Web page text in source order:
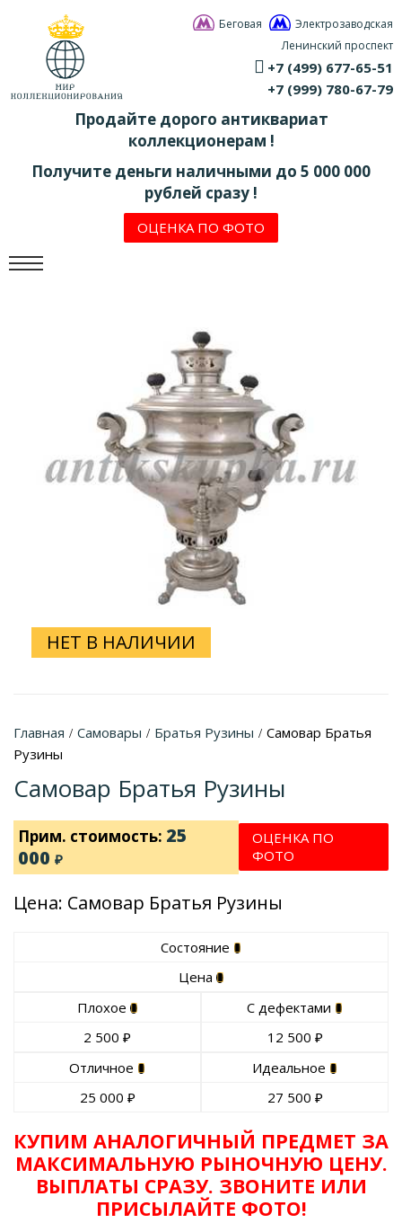
Беговая
Электрозаводская
Ленинский проспект
+7 (499) 677-65-51
+7 (999) 780-67-79
Продайте дорого антиквариат
коллекционерам !
Получите деньги наличными до 5 000 000
рублей сразу !
ОЦЕНКА ПО ФОТО
НЕТ В НАЛИЧИИ
Главная / Самовары / Братья Рузины / Самовар Братья
Рузины
Самовар Братья Рузины
Прим. стоимость: 25
000 ₽
ОЦЕНКА ПО
ФОТО
Цена: Самовар Братья Рузины
Состояние
Цена
Плохое
2 500 ₽
С дефектами
12 500 ₽
Отличное
25 000 ₽
Идеальное
27 500 ₽
КУПИМ АНАЛОГИЧНЫЙ ПРЕДМЕТ ЗА
МАКСИМАЛЬНУЮ РЫНОЧНУЮ ЦЕНУ.
ВЫПЛАТЫ СРАЗУ. ЗВОНИТЕ ИЛИ
ПРИСЫЛАЙТЕ ФОТО!